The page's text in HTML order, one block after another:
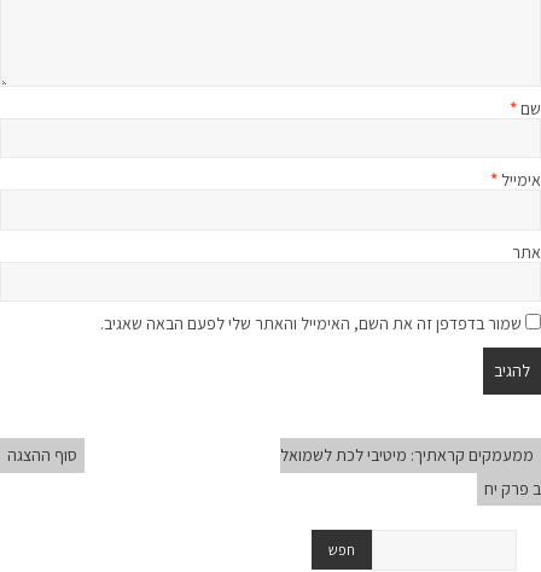
שם*
אימייל *
אתר
שמור בדפדפן זה את השם, האימייל והאתר שלי לפעם הבאה שאגיב.
ממעמקים קראתיך: מיטיבי לכת לשמואל
ב פרק יח
סוף ההצגה